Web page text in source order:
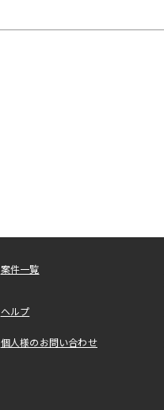
案件一覧
ヘルプ
個人様のお問い合わせ